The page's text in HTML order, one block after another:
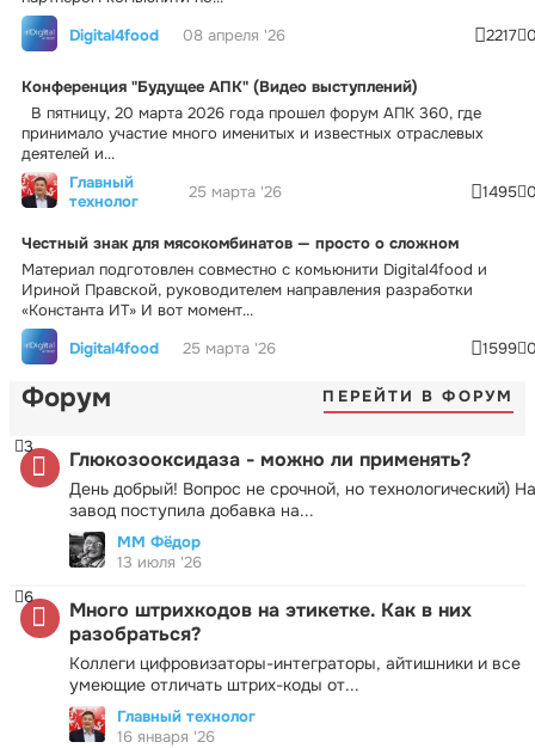
Digital4food
08 апреля '26 2217
Конференция "Будущее АПК" (Видео выступлений)
В пятницу, 20 марта 2026 года прошел форум АПК 360, где
принимало участие много именитых и известных отраслевых
деятелей и...
Главный
технолог
25 марта '26 1495
Честный знак для мясокомбинатов — просто о сложном
Материал подготовлен совместно с комьюнити Digital4food и
Ириной Правской, руководителем направления разработки
«Константа ИТ» И вот момент...
Digital4food
25 марта '26 1599
Форум ПЕРЕЙТИ В ФОРУМ
Глюкозооксидаза - можно ли применять?
День добрый! Вопрос не срочной, но технологический) На
завод поступила добавка на...
3
ММ Фёдор
13 июля '26
Много штрихкодов на этикетке. Как в них
разобраться?
Коллеги цифровизаторы-интеграторы, айтишники и все
умеющие отличать штрих-коды от...
6
Главный технолог
16 января '26